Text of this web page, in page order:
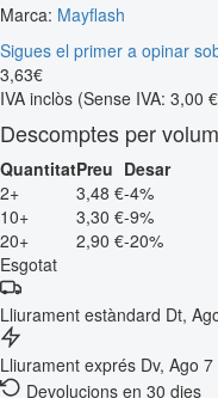
Marca: Mayflash
Sigues el primer a opinar
3,63€
IVA inclòs (Sense IVA: 3,00
Descomptes per volum
QuantitatPreu Desar
2+
3,48 €-4%
10+
3,30 €-9%
20+
2,90 €-20%
Esgotat
Lliurament estàndard Dt,
Lliurament exprés Dv, Ago
Devolucions en 30 dies